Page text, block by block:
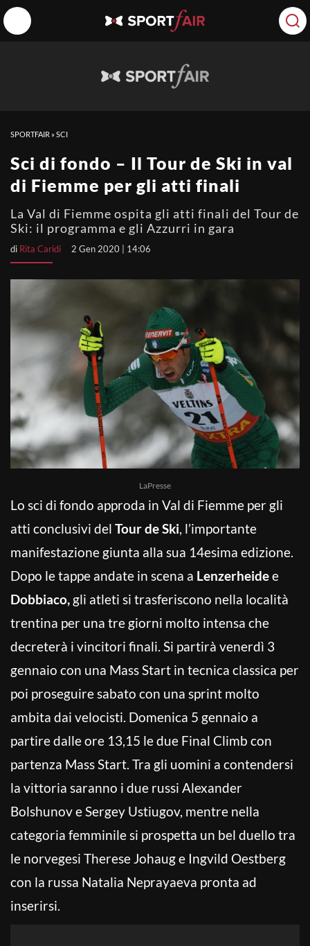
SPORTFAIR »SCI
Sci di fondo – Il Tour de Ski in val
di Fiemme per gli atti finali
La Val di Fiemme ospita gli atti finali del Tour de
Ski: il programma e gli Azzurri in gara
di Rita Caridi 2 Gen 2020 | 14:06
LaPresse
Lo sci di fondo approda in Val di Fiemme per gli
atti conclusivi del Tour de Ski, l’importante
manifestazione giunta alla sua 14esima edizione.
Dopo le tappe andate in scena a Lenzerheidee
Dobbiaco, gli atleti si trasferiscono nella località
trentina per una tre giorni molto intensa che
decreterà i vincitori finali. Si partirà venerdì 3
gennaio con una Mass Start in tecnica classica per
poi proseguire sabato con una sprint molto
ambita dai velocisti. Domenica 5 gennaio a
partire dalle ore 13,15 le due Final Climb con
partenza Mass Start. Tra gli uomini a contendersi
la vittoria saranno i due russi Alexander
Bolshunov e Sergey Ustiugov, mentre nella
categoria femminile si prospetta un bel duello tra
le norvegesi Therese Johaug e Ingvild Oestberg
con la russa Natalia Neprayaeva pronta ad
inserirsi.